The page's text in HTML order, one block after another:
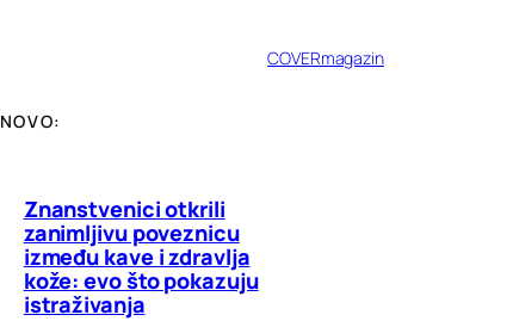
COVERmagazin
NOVO:
Znanstvenici otkrili
zanimljivu poveznicu
između kave i zdravlja
kože: evo što pokazuju
istraživanja